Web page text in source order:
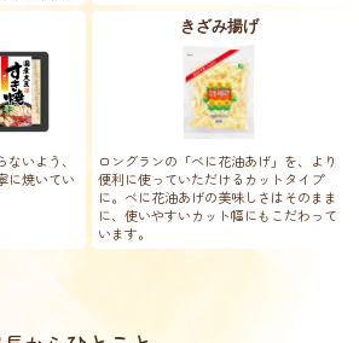
いよう、
に焼いてい
きざみ揚げ
ロングランの「べに花油あげ」を、より
便利に使っていただけるカットタイプ
に。べに花油あげの美味しさはそのま ま
に、使いやすいカット幅にもこだわって
います。